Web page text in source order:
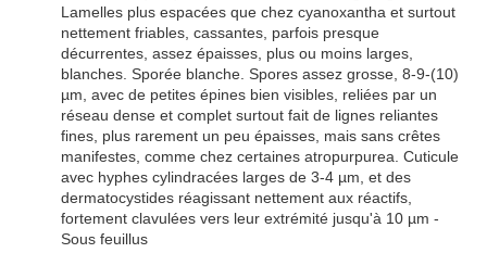
Lamelles plus espacées que chez cyanoxantha et surtout
nettement friables cassantes , parfois presque
décurrentes , assez épaisses , plus ou moins larges,
blanches. Sporée blanche. Spores assez grosse, 8-9-(10)
µm, avec de petites épines bien visibles, reliées par un
réseau dense et complet surtout fait de lignes reliantes
fines, plus rarement un peu épaisses , mais sans crêtes
manifestes, comme chez certaines atropurpurea. Cuticule
avec hyphes cylindracées larges de 3-4 µm, et des
dermatocystides réagissant nettement aux réactifs,
fortement clavulées vers leur extrémité jusqu'à 10 µm -
Sous feuillus